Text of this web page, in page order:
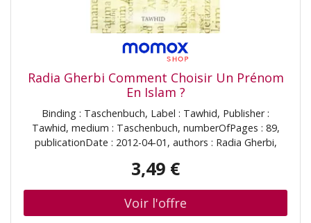
Radia Gherbi Comment Choisir Un Prénom
En Islam ?
Binding : Taschenbuch, Label : Tawhid, Publisher :
Tawhid, medium : Taschenbuch, numberOfPages : 89,
publicationDate : 2012-04-01, authors : Radia Gherbi,
3,49 €